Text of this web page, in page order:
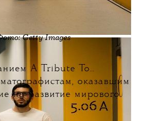
Getty Images
A Tribute To...
оказавшим
на развитие мирового